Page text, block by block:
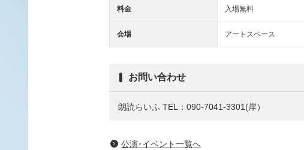
料金 入場無料
会場 アートスペース
お問い合わせ
朗読らいふ TEL：090-7041-3301(岸）
公演･イベント一覧へ